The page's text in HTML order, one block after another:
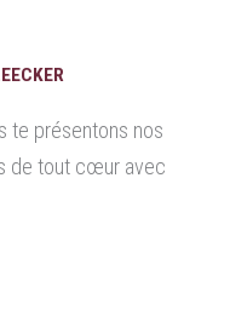
te présentons nos
de tout cœur avec